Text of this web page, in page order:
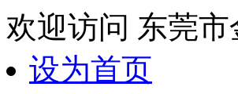
欢迎访问 东莞
设为首页